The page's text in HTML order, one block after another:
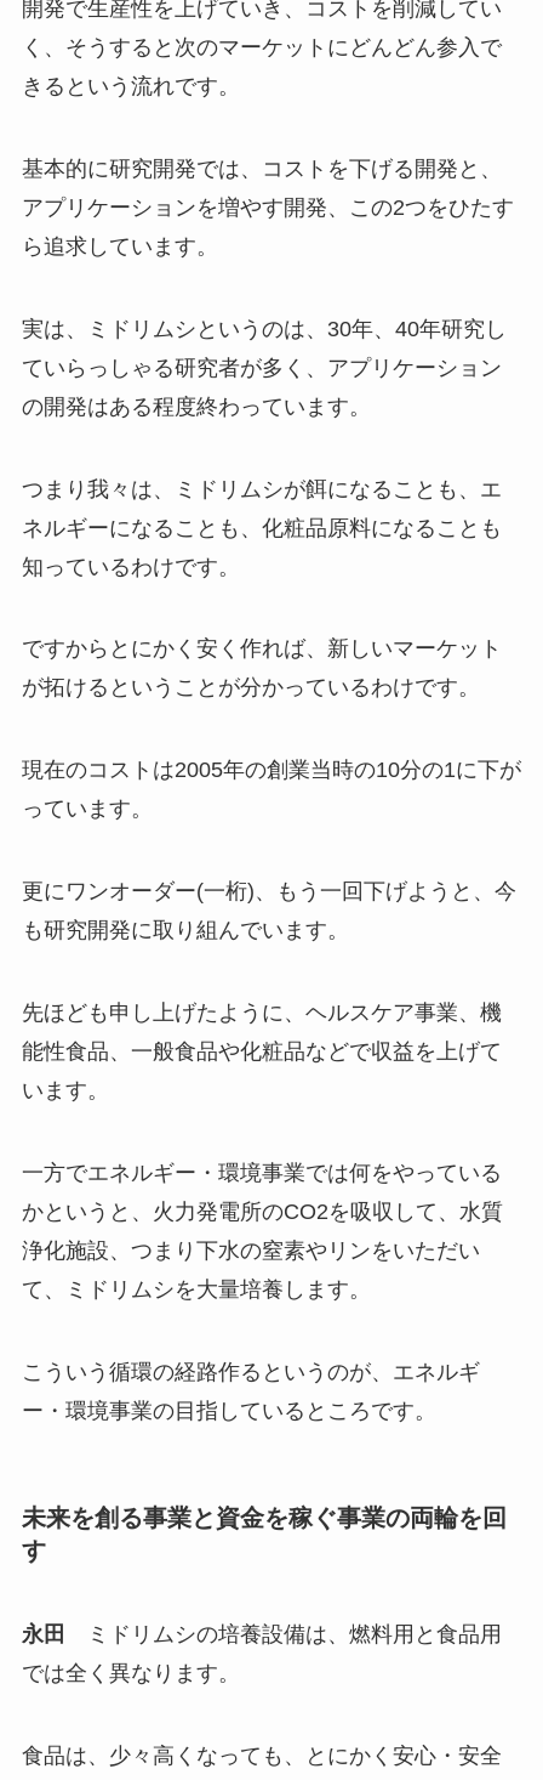
開発で生産性を上げていき、コストを削減してい
く、そうすると次のマーケットにどんどん参入で
きるという流れです。
基本的に研究開発では、コストを下げる開発と、
アプリケーションを増やす開発、この2つをひたす
ら追求しています。
実は、ミドリムシというのは、30年、40年研究し
ていらっしゃる研究者が多く、アプリケーション
の開発はある程度終わっています。
つまり我々は、ミドリムシが餌になることも、エ
ネルギーになることも、化粧品原料になることも
知っているわけです。
ですからとにかく安く作れば、新しいマーケット
が拓けるということが分かっているわけです。
現在のコストは2005年の創業当時の10分の1に下が
っています。
更にワンオーダー(一桁)、もう一回下げようと、今
も研究開発に取り組んでいます。
先ほども申し上げたように、ヘルスケア事業、機
能性食品、一般食品や化粧品などで収益を上げて
います。
一方でエネルギー・環境事業では何をやっている
かというと、火力発電所のCO2を吸収して、水質
浄化施設、つまり下水の窒素やリンをいただい
て、ミドリムシを大量培養します。
こういう循環の経路作るというのが、エネルギ
ー・環境事業の目指しているところです。
未来を創る事業と資金を稼ぐ事業の両輪を回
す
永田
ミドリムシの培養設備は、燃料用と食品用
では全く異なります。
食品は、少々高くなっても、とにかく安心・安全